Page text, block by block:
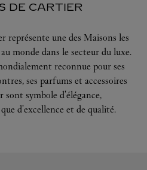
DE CARTIER
représente une des Maisons les
monde dans le secteur du luxe.
reconnue pour ses
ses parfums et accessoires
sont symbole d'élégance,
d'excellence et de qualité.